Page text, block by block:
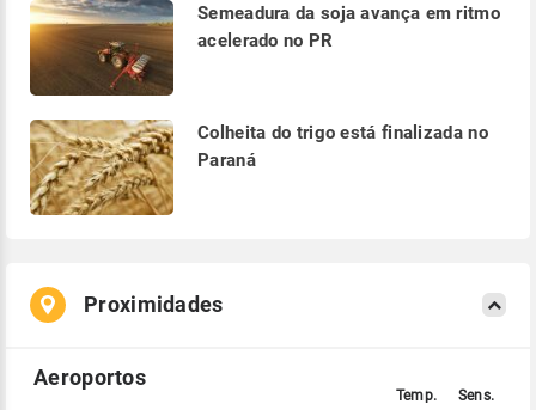
Semeadura da soja avança em ritmo
acelerado no PR
Colheita do trigo está finalizada no
Paraná
Proximidades